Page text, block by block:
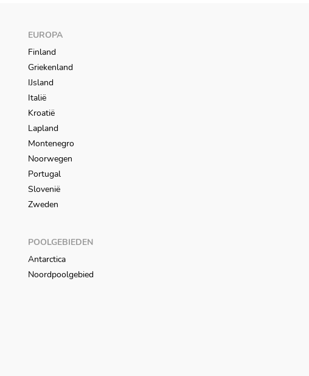
EUROPA
Finland
Griekenland
IJsland
Italië
Kroatië
Lapland
Montenegro
Noorwegen
Portugal
Slovenië
Zweden
POOLGEBIEDEN
Antarctica
Noordpoolgebied